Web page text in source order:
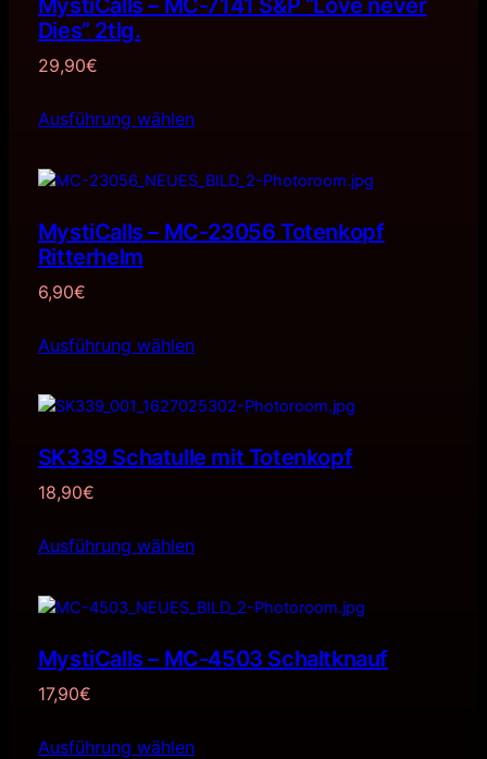
MystiCalls – MC-7141 S&P “Love never
Dies” 2tlg.
29,90€
Ausführung wählen
MystiCalls – MC-23056 Totenkopf
Ritterhelm
6,90€
Ausführung wählen
SK339 Schatulle mit Totenkopf
18,90€
Ausführung wählen
MystiCalls – MC-4503 Schaltknauf
17,90€
Ausführung wählen